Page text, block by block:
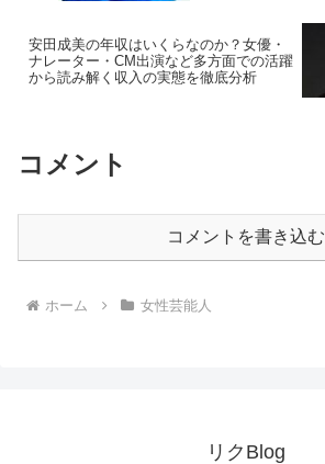
安田成美の年収はいくらなのか？女優・
ナレーター・CM出演など多方面での活躍
から読み解く収入の実態を徹底分析
コメント
コメントを書き込む
ホーム 女性芸能人
リクBlog